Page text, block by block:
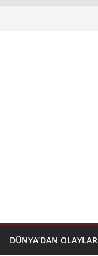
DÜNYA’DAN OLAYLAR